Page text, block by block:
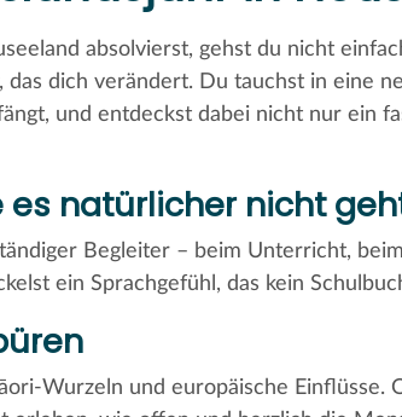
absolvierst, gehst du nicht
das dich verändert. Du tauchst in eine
und entdeckst dabei nicht nur ein
es natürlicher nicht
Begleiter – beim Unterricht,
ein Sprachgefühl, das kein
Wurzeln und europäische Einflüsse.